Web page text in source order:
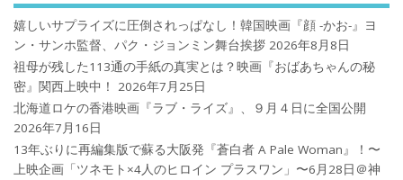
嬉しいサプライズに圧倒されっぱなし！韓国映画『顔 -かお-』ヨ
ン・サンホ監督、パク・ジョンミン舞台挨拶 2026年8月8日
祖母が残した113通の手紙の真実とは？映画『おばあちゃんの秘
密』関西上映中！
2026年7月25日
北海道ロケの香港映画『ラブ・ライズ』、９月４日に全国公開
2026年7月16日
13年ぶりに再編集版で蘇る大阪発『蒼白者 A Pale Woman』！〜
上映企画「ツネモト×4人のヒロイン プラスワン」〜6月28日＠神